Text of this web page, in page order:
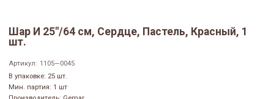
Шар И 25"/64 см, Сердце, Пастель, Красный, 1
шт.
Артикул: 1105—0045
В упаковке: 25 шт.
Мин. партия: 1 шт